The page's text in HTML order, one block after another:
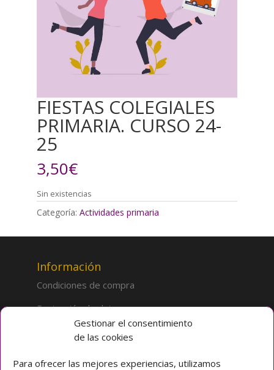
Gestionar el consentimiento
de las cookies
Para ofrecer las mejores experiencias, utilizamos
FIESTAS COLEGIALES
PRIMARIA. CURSO 24-
25
3,50€
Sin existencias
Categoría: Actividades primaria
Información
Condiciones de compra
Protección de datos
Sobre la tienda
Inicio